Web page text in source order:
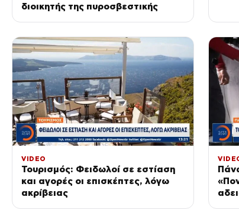
διοικητής της πυροσβεστικής
VIDEO
Τουρισμός: Φειδωλοί σε εστίαση
και αγορές οι επισκέπτες, λόγω
ακρίβειας